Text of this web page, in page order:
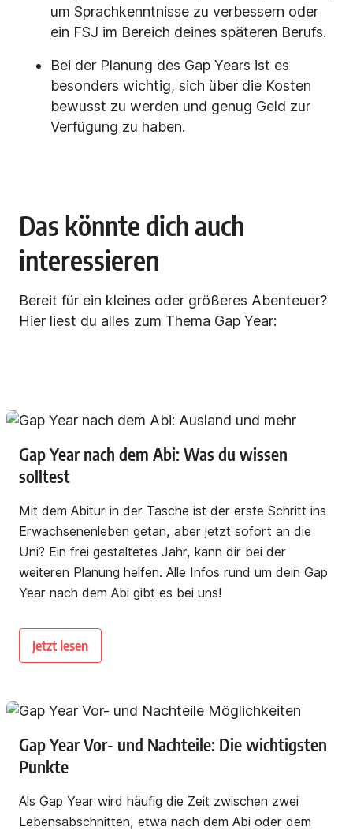
um Sprachkenntnisse zu verbessern oder
ein FSJ im Bereich deines späteren Berufs.
Bei der Planung des Gap Years ist es
besonders wichtig, sich über die Kosten
bewusst zu werden und genug Geld zur
Verfügung zu haben.
Das könnte dich auch
interessieren
Bereit für ein kleines oder größeres Abenteuer?
Hier liest du alles zum Thema Gap Year:
Gap Year nach dem Abi: Was du wissen
solltest
Mit dem Abitur in der Tasche ist der erste Schritt ins
Erwachsenenleben getan, aber jetzt sofort an die
Uni? Ein frei gestaltetes Jahr, kann dir bei der
weiteren Planung helfen. Alle Infos rund um dein Gap
Year nach dem Abi gibt es bei uns!
Jetzt lesen
Gap Year Vor- und Nachteile: Die wichtigsten
Punkte
Als Gap Year wird häufig die Zeit zwischen zwei
Lebensabschnitten, etwa nach dem Abi oder dem